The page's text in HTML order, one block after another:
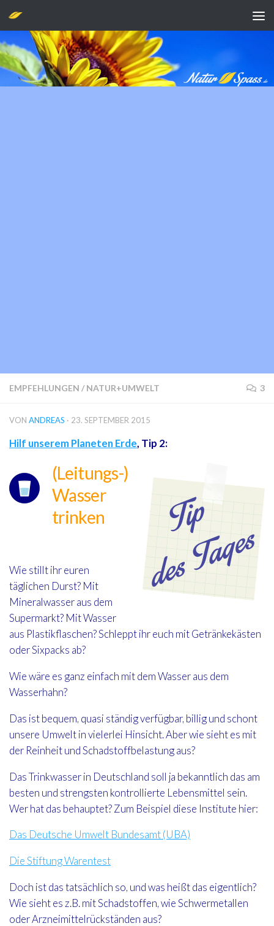
Zum Inhalt springen
EMPFEHLUNGEN / NATUR+UMWELT 3
VON ANDREAS · 23. SEPTEMBER 2015
Hilf unserem Planeten Erde, Tip 2:
(Leitungs-)
Wasser
trinken
Wie stillt ihr euren
täglichen Durst? Mit
Mineralwasser aus dem
Supermarkt? Mit Wasser
aus Plastikflaschen? Schleppt ihr euch mit Getränkekästen
oder Sixpacks ab?
Wie wäre es ganz einfach mit dem Wasser aus dem
Wasserhahn?
Das ist bequem, quasi ständig verfügbar, billig und schont
unsere Umwelt in vielerlei Hinsicht. Aber wie sieht es mit
der Reinheit und Schadstoffbelastung aus?
Das Trinkwasser in Deutschland soll ja bekanntlich das am
besten und strengsten kontrollierte Lebensmittel sein.
Wer hat das behauptet? Zum Beispiel diese Institute hier:
Das Deutsche Umwelt Bundesamt (UBA)
Die Stiftung Warentest
Doch ist das tatsächlich so, und was heißt das eigentlich?
Wie sieht es z.B. mit Schadstoffen, wie Schwermetallen
oder Arzneimittelrückständen aus?